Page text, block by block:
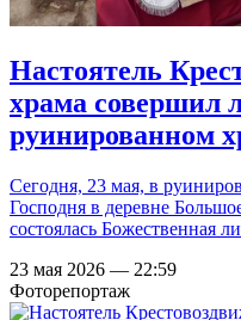
Настоятель
храма совершил
руинированном
Сегодня, 23 мая, в
Господня в деревне
состоялась Божественная
23 мая 2026 — 22:59
Фоторепортаж